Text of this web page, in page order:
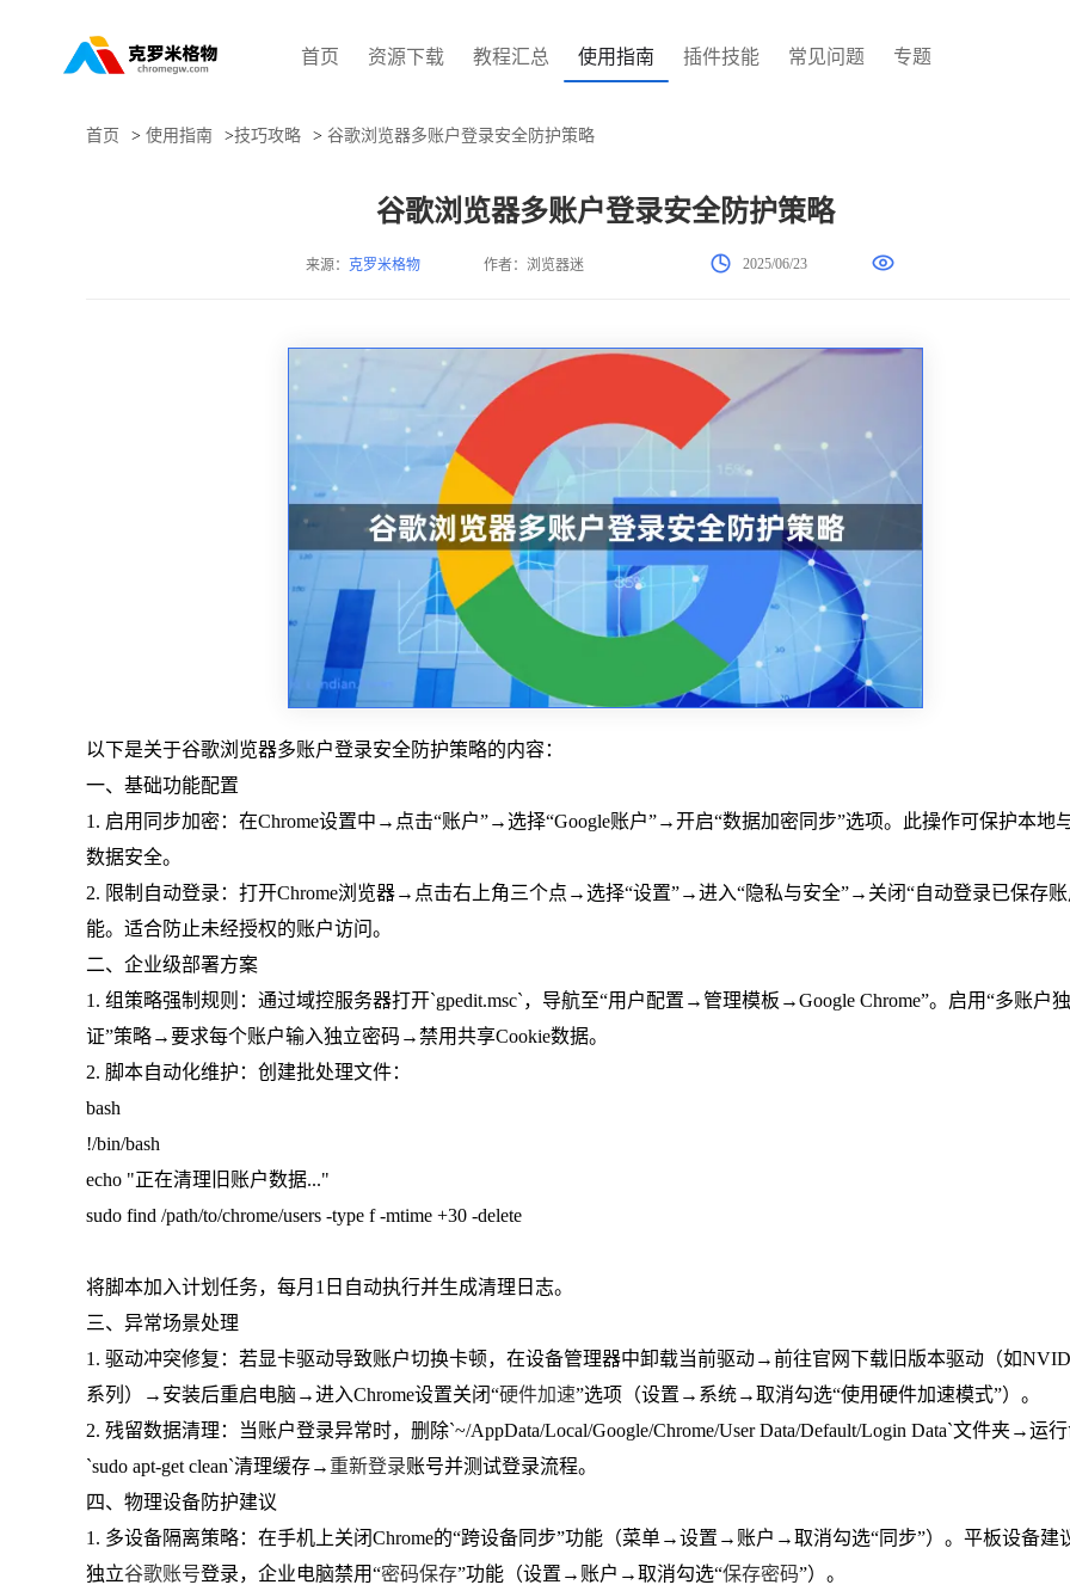
首页 资源下载 教程汇总 使用指南 插件技能 常见问题 专题
首页 > 使用指南 >技巧攻略 > 谷歌浏览器多账户登录安全防护策略
谷歌浏览器多账户登录安全防护策略
来源： 克罗米格物 作者：浏览器迷 2025/06/23
以下是关于谷歌浏览器多账户登录安全防护策略的内容：
一、基础功能配置
1. 启用同步加密：在Chrome设置中→点击“账户”→选择“Google账户”→开启“数据加密同步”选项。此操作可保护本地
数据安全。
2. 限制自动登录：打开Chrome浏览器→点击右上角三个点→选择“设置”→进入“隐私与安全”→关闭“自动登录已保存账
能。适合防止未经授权的账户访问。
二、企业级部署方案
1. 组策略强制规则：通过域控服务器打开`gpedit.msc`，导航至“用户配置→管理模板→Google Chrome”。启用“多账户
证”策略→要求每个账户输入独立密码→禁用共享Cookie数据。
2. 脚本自动化维护：创建批处理文件：
bash
!/bin/bash
echo "正在清理旧账户数据..."
sudo find /path/to/chrome/users -type f -mtime +30 -delete
将脚本加入计划任务，每月1日自动执行并生成清理日志。
三、异常场景处理
1. 驱动冲突修复：若显卡驱动导致账户切换卡顿，在设备管理器中卸载当前驱动→前往官网下载旧版本驱动（如
系列）→安装后重启电脑→进入Chrome设置关闭“硬件加速”选项（设置→系统→取消勾选“使用硬件加速模式”）。
2. 残留数据清理：当账户登录异常时，删除`~/AppData/Local/Google/Chrome/User Data/Default/Login Data`文件夹→运
`sudo apt-get clean`清理缓存→ 重新登录账号并测试登录流程。
四、物理设备防护建议
1. 多设备隔离策略：在手机上关闭Chrome的“跨设备同步”功能（菜单→设置→账户→取消勾选“同步”）。平板设备建
独立谷歌账号登录，企业电脑禁用“密码保存”功能（设置→账户→取消勾选“保存密码”）。